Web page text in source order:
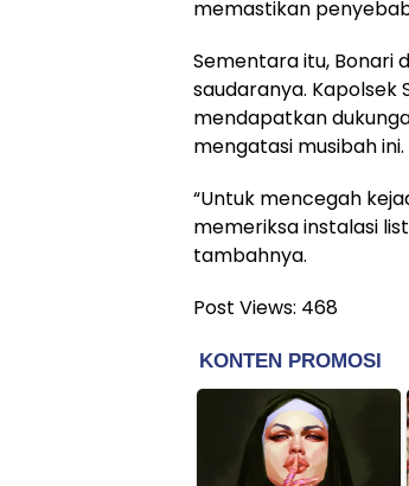
memastikan
Sementara itu, Bonari
saudaranya.
mendapatkan
mengatasi musibah ini.
“Untuk mencegah
memeriksa instalasi
tambahnya.
Post Views: 468